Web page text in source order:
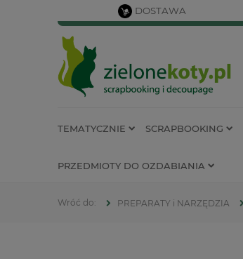
DOSTAWA
TEMATYCZNIE SCRAPBOOKING
PRZEDMIOTY DO OZDABIANIA
PREPARATY i NARZĘDZIA